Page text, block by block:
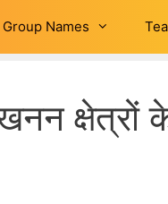
Group Names
क्षेत्रों